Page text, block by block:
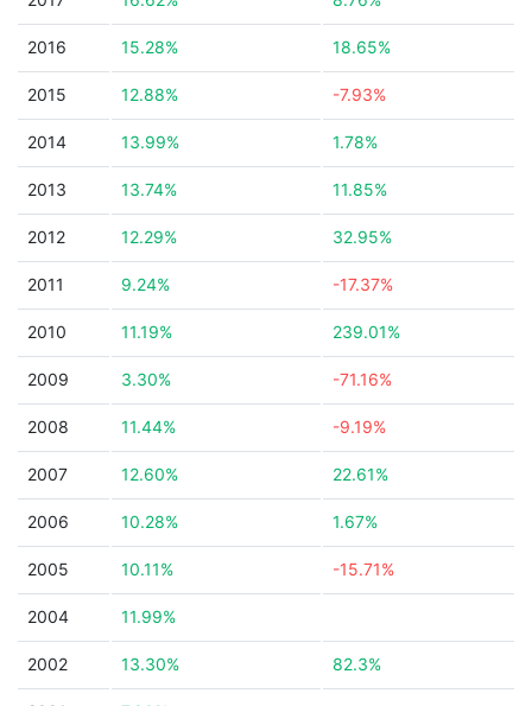
2016 15.28% 18.65%
2015 12.88% -7.93%
2014 13.99% 1.78%
2013 13.74% 11.85%
2012 12.29% 32.95%
2011 9.24% -17.37%
2010 11.19% 239.01%
2009 3.30% -71.16%
2008 11.44% -9.19%
2007 12.60% 22.61%
2006 10.28% 1.67%
2005 10.11% -15.71%
2004 11.99%
2002 13.30% 82.3%